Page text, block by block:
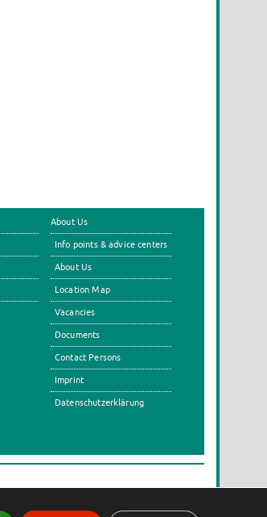
About Us
Info points & advice centers
About Us
Location Map
Vacancies
Documents
Contact Persons
Imprint
Datenschutzerklärung